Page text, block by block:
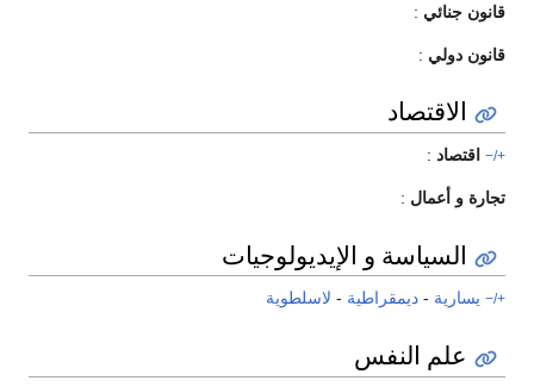
قانون جنائي :
قانون دولي :
الاقتصاد
+/− اقتصاد :
تجارة و أعمال :
السياسة و الإيديولوجيات
+/− يسارية - ديمقراطية - لاسلطوية
علم النفس